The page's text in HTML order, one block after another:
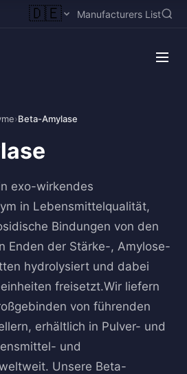
🇩🇪 Manufacturers List
›Beta-Amylase
exo-wirkendes
in Lebensmittelqualität,
Bindungen von den
Enden der Stärke-, Amylose-
hydrolysiert und dabei
freisetzt.Wir liefern
von führenden
erhältlich in Pulver- und
und
Unsere Beta-